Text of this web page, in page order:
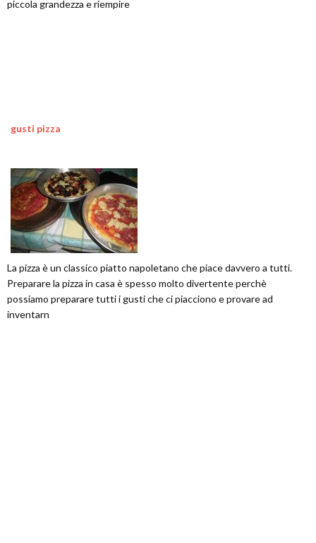
piccola grandezza e riempire
gusti pizza
La pizza è un classico piatto napoletano che piace davvero a tutti.
Preparare la pizza in casa è spesso molto divertente perchè
possiamo preparare tutti i gusti che ci piacciono e provare ad
inventarn